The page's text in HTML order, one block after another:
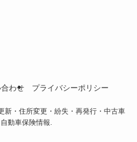
わせ プライバシーポリシー
新・住所変更・紛失・再発行・中古車
動車保険情報.